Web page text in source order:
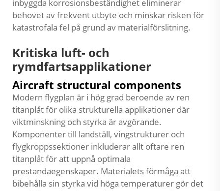
inbyggda korrosionsbeständighet eliminerar
behovet av frekvent utbyte och minskar risken för
katastrofala fel på grund av materialförslitning.
Kritiska luft- och
rymdfartsapplikationer
Aircraft structural components
Modern flygplan är i hög grad beroende av ren
titanplåt för olika strukturella applikationer där
viktminskning och styrka är avgörande.
Komponenter till landställ, vingstrukturer och
flygkroppssektioner inkluderar allt oftare ren
titanplåt för att uppnå optimala
prestandaegenskaper. Materialets förmåga att
bibehålla sin styrka vid höga temperaturer gör det